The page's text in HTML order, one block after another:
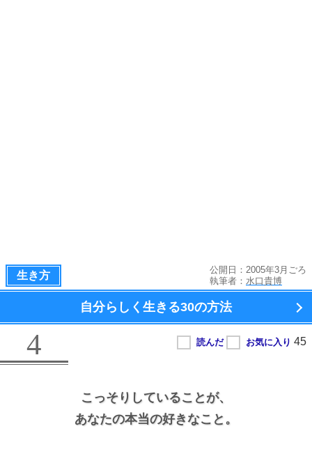
生き方
公開日：2005年3月ごろ
執筆者： 水口貴博
自分らしく生きる30の方法
4
こっそりしていることが、
あなたの本当の好きなこと。